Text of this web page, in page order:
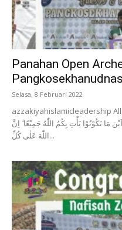
Panahan Open
Selasa, 8 Februari 2022
azzakiyahislamicleadership
مَا تَكُوْنُوْا يَأْتِ بِكُمُ اللّٰهُ جَمِيْعًا ۗ اِنَّ
اللّٰهَ عَلٰى كُلِّ...